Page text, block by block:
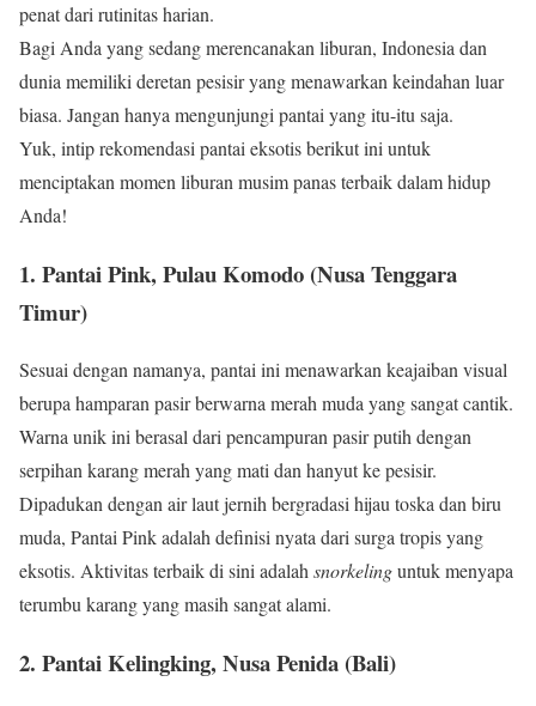
penat dari rutinitas harian.
Bagi Anda yang sedang merencanakan liburan, Indonesia dan
dunia memiliki deretan pesisir yang menawarkan keindahan luar
biasa. Jangan hanya mengunjungi pantai yang itu-itu saja.
Yuk, intip rekomendasi pantai eksotis berikut ini untuk
menciptakan momen liburan musim panas terbaik dalam hidup
Anda!
1. Pantai Pink, Pulau Komodo (Nusa Tenggara
Timur)
Sesuai dengan namanya, pantai ini menawarkan keajaiban visual
berupa hamparan pasir berwarna merah muda yang sangat cantik.
Warna unik ini berasal dari pencampuran pasir putih dengan
serpihan karang merah yang mati dan hanyut ke pesisir.
Dipadukan dengan air laut jernih bergradasi hijau toska dan biru
muda, Pantai Pink adalah definisi nyata dari surga tropis yang
eksotis. Aktivitas terbaik di sini adalahsnorkelinguntuk menyapa
terumbu karang yang masih sangat alami.
2. Pantai Kelingking, Nusa Penida (Bali)